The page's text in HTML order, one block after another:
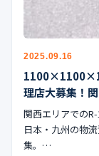
会社案内
2025.09.16
理店大募集！
関西エリアでの
日本・九州の物
集。…